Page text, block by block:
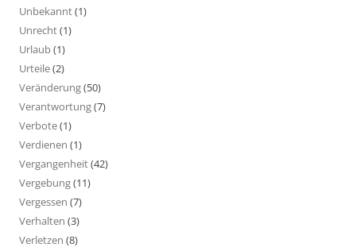
Unbekannt(1)
Unrecht(1)
Urlaub(1)
Urteile(2)
Veränderung(50)
Verantwortung(7)
Verbote(1)
Verdienen (1)
Vergangenheit(42)
Vergebung(11)
Vergessen (7)
Verhalten (3)
Verletzen (8)